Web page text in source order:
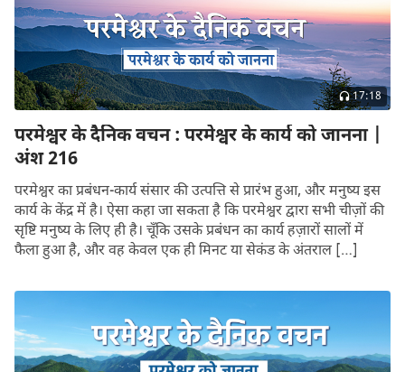
17:18
परमेश्वर के दैनिक वचन : परमेश्वर के कार्य को जानना |
अंश 216
परमेश्वर का प्रबंधन-कार्य संसार की उत्पत्ति से प्रारंभ हुआ, और मनुष्य इस
कार्य के केंद्र में है। ऐसा कहा जा सकता है कि परमेश्वर द्वारा सभी चीज़ों की
सृष्टि मनुष्य के लिए ही है। चूँकि उसके प्रबंधन का कार्य हज़ारों सालों में
फैला हुआ है, और वह केवल एक ही मिनट या सेकंड के अंतराल […]